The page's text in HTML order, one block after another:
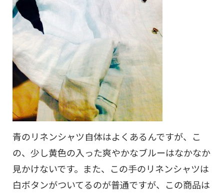
青のリネンシャツ自体はよくあるんですが、こ
の、少し黄色の入った爽やかなブルーはなかなか
見かけないです。また、この手のリネンシャツは
白ボタンがついてるのが普通ですが、この商品は